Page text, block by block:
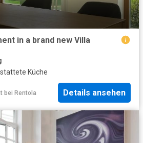
in a brand new Villa
Küche
bei Rentola Details ansehen